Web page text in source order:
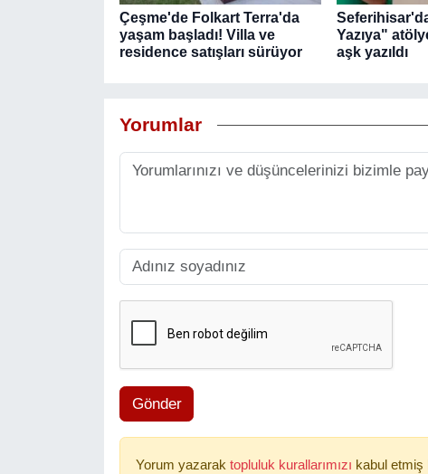
Çeşme'de Folkart Terra'da
yaşam başladı! Villa ve
residence satışları sürüyor
Yazıya"
aşk yazıldı
Yorumlar
Gönder
Yorum yazarak topluluk kurallarımızı kabul